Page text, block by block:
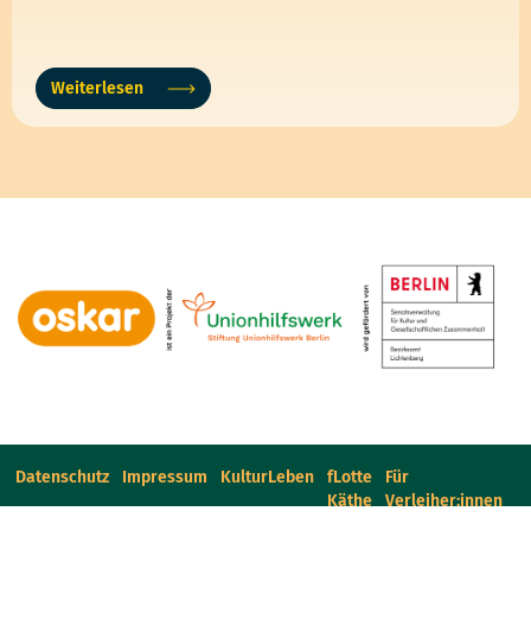
Weiterlesen
Datenschutz Impressum KulturLeben
fLotte
Käthe
Für
Verleiher:innen